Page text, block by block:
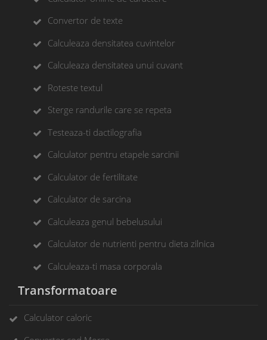
Convertor de texte
Calculeaza densitatea cuvintelor
Calculeaza densitatea unui cuvant
Roteste textul
Sterge randurile care se repeta
Testeaza-ti dactilografia
Calculator pentru etapele sarcinii
Calculator de fertilitate
Calculator de sarcina
Calculeaza genul bebelusului
Calculator de nutrienti pentru dieta zilnica
Calculeaza-ti masa corporala
Transformatoare
Calculator caloric